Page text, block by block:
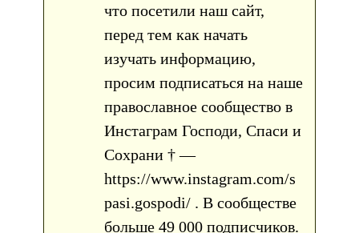
что посетили наш сайт,
перед тем как начать
изучать информацию,
просим подписаться на наше
православное сообщество в
Инстаграм Господи, Спаси и
Сохрани † —
https://www.instagram.com/s
pasi.gospodi/ . В сообществе
больше 49 000 подписчиков.